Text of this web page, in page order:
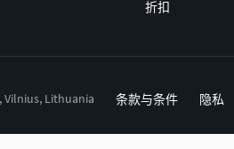
折扣
Vilnius, Lithuania 条款与条件 隐私